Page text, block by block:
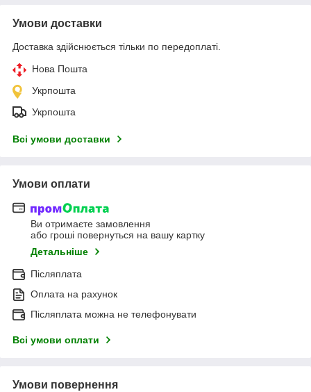
Умови доставки
Доставка здійснюється тільки по передоплаті.
Нова Пошта
Укрпошта
Укрпошта
Всі умови доставки
Умови оплати
Ви отримаєте замовлення
або гроші повернуться на вашу картку
Детальніше
Післяплата
Оплата на рахунок
Післяплата можна не телефонувати
Всі умови оплати
Умови повернення